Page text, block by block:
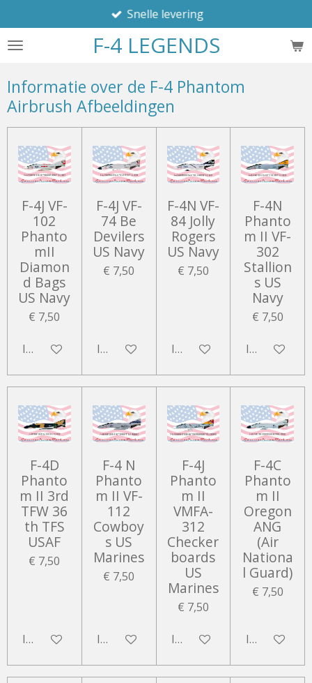
direct
naar
hoofdinhoud
F-4 LEGENDS
Snelle levering
Informatie over de F-4 Phantom
Airbrush Afbeeldingen
F-4J VF-
102
Phanto
mII
Diamon
d Bags
US Navy
€ 7,50
In winkelwagen
F-4J VF-
74 Be
Devilers
US Navy
€ 7,50
In winkelwagen
F-4N VF-
84 Jolly
Rogers
US Navy
€ 7,50
In winkelwagen
F-4N
Phanto
m II VF-
302
Stallion
s US
Navy
€ 7,50
In
F-4D
Phanto
m II 3rd
TFW 36
th TFS
USAF
€ 7,50
In winkelwagen
F-4 N
Phanto
m II VF-
112
Cowboy
s US
Marines
€ 7,50
In winkelwagen
F-4J
Phanto
m II
VMFA-
312
Checker
boards
US
Marines
€ 7,50
In winkelwagen
F-4C
Phanto
m II
Oregon
ANG
(Air
Nationa
l Guard)
€ 7,50
In